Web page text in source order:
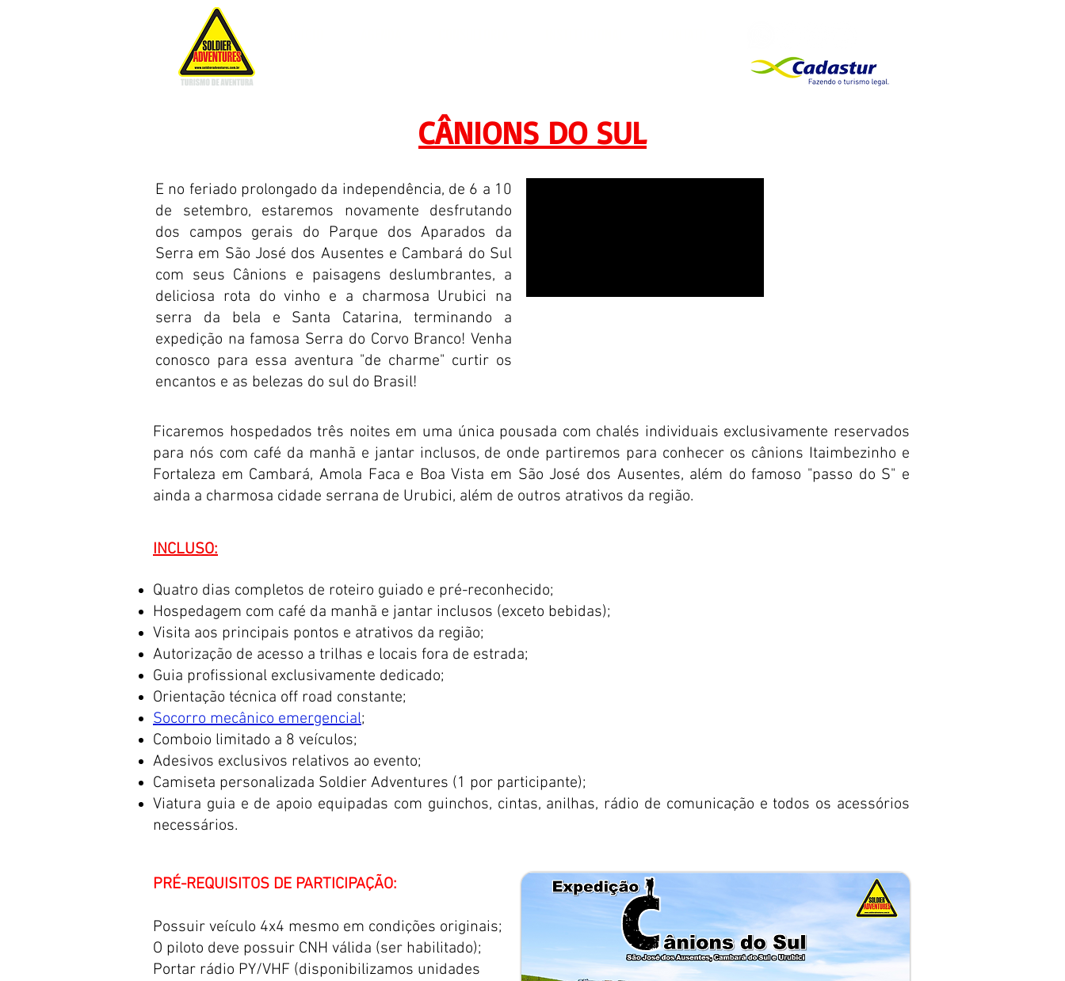
CÂNIONS DO SUL
E no feriado prolongado da independência, de 6 a 10
de setembro, estaremos novamente desfrutando
dos campos gerais do Parque dos Aparados da
Serra em São José dos Ausentes e Cambará do Sul
com seus Cânions e paisagens deslumbrantes, a
deliciosa rota do vinho e a charmosa Urubici na
serra da bela e Santa Catarina, terminando a
expedição na famosa Serra do Corvo Branco! Venha
conosco para essa aventura "de charme" curtir os
encantos e as belezas do sul do Brasil!
Ficaremos hospedados três noites em uma única pousada com chalés individuais exclusivamente reservados
para nós com café da manhã e jantar inclusos, de onde partiremos para conhecer os cânions Itaimbezinho e
Fortaleza em Cambará, Amola Faca e Boa Vista em São José dos Ausentes, além do famoso "passo do S" e
ainda a charmosa cidade serrana de Urubici, além de outros atrativos da região.
INCLUSO:
Quatro dias completos de roteiro guiado e pré-reconhecido;
Hospedagem com café da manhã e jantar inclusos (exceto bebidas);
Visita aos principais pontos e atrativos da região;
Autorização de acesso a trilhas e locais fora de estrada;
Guia profissional exclusivamente dedicado;
Orientação técnica off road constante;
Socorro mecânico emergencial;
Comboio limitado a 8 veículos;
Adesivos exclusivos relativos ao evento;
Camiseta personalizada Soldier Adventures (1 por participante);
Viatura guia e de apoio equipadas com guinchos, cintas, anilhas, rádio de comunicação e todos os acessórios
necessários.
PRÉ-REQUISITOS DE PARTICIPAÇÃO:
Possuir veículo 4x4 mesmo em condições originais;
O piloto deve possuir CNH válida (ser habilitado);
Portar rádio PY/VHF (disponibilizamos unidades